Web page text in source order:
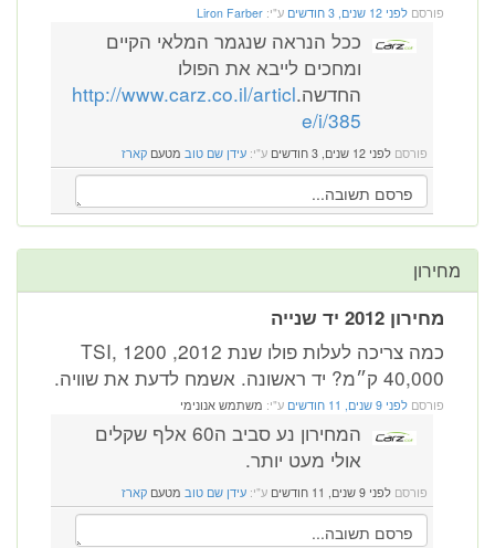
פורסם לפני 12 שנים, 3 חודשים ע"י: Liron Farber
ככל הנראה שנגמר המלאי הקיים
ומחכים לייבא את הפולו
החדשה.http://www.carz.co.il/articl
e/i/385
פורסם לפני 12 שנים, 3 חודשים ע"י: עידן שם טוב מטעם קארז
מחירון
מחירון 2012 יד שנייה
כמה צריכה לעלות פולו שנת 2012, 1200 TSI,
40,000 ק״מ? יד ראשונה. אשמח לדעת את שוויה.
פורסם לפני 9 שנים, 11 חודשים ע"י: משתמש אנונימי
המחירון נע סביב ה60 אלף שקלים
אולי מעט יותר.
פורסם לפני 9 שנים, 11 חודשים ע"י: עידן שם טוב מטעם קארז